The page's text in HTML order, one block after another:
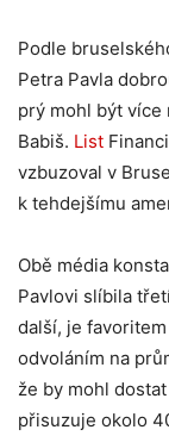
Podle
Petra Pavla
prý mohl být více
Babiš. List
vzbuzoval v
k tehdejšímu
Obě média
Pavlovi slíbila
další, je
odvoláním na
že by mohl
přisuzuje okolo